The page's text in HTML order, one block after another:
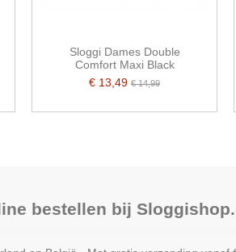
Sloggi Dames Double
Comfort Maxi Black
€ 13,49€ 14,99
bestellen bij